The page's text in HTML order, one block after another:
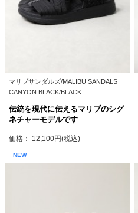
マリブサンダルズ/MALIBU SANDALS
CANYON BLACK/BLACK
伝統を現代に伝えるマリブのシグ
ネチャーモデルです
価格： 12,100円(税込)
NEW